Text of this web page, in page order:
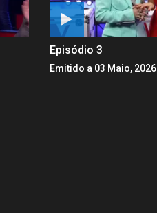
Episódio 3
Emitido a 03 Maio, 2026